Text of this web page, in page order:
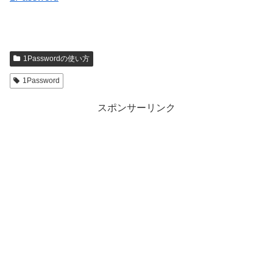
1Passwordの使い方
1Password
スポンサーリンク